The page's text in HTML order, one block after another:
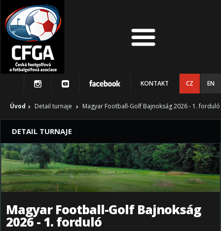
KONTAKT CZ EN
Úvod Detail turnaje Magyar Football-Golf Bajnokság 2026 - 1. forduló
DETAIL TURNAJE
Magyar Football-Golf Bajnokság
2026 - 1. forduló